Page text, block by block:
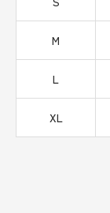
M
L
XL